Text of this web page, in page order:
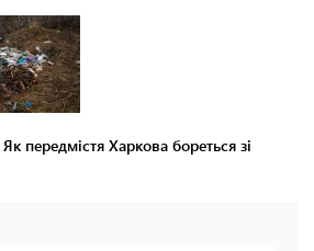
передмістя Харкова бореться зі